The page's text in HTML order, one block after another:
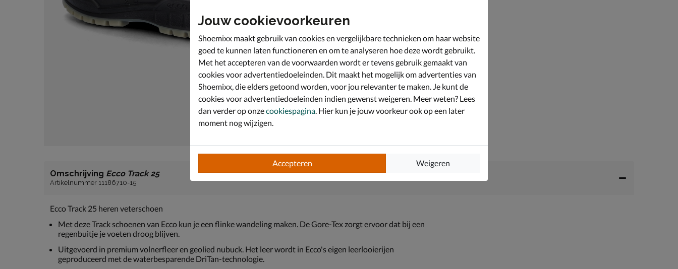
Omschrijving Ecco Track 25
Artikelnummer 11186710-15
Ecco Track 25 heren veterschoen
Met deze Track schoenen van Ecco kun je een flinke wandeling maken. De Gore-Tex zorgt ervoor dat bij een
regenbuitje je voeten droog blijven.
Uitgevoerd in premium volnerfleer en geolied nubuck. Het leer wordt in Ecco's eigen leerlooierijen
geproduceerd met de waterbesparende DriTan-technologie.
Jouw cookievoorkeuren
Shoemixx maakt gebruik van cookies en vergelijkbare technieken om haar website
goed te kunnen laten functioneren en om te analyseren hoe deze wordt gebruikt.
Met het accepteren van de voorwaarden wordt er tevens gebruik gemaakt van
cookies voor advertentiedoeleinden. Dit maakt het mogelijk om advertenties van
Shoemixx, die elders getoond worden, voor jou relevanter te maken. Je kunt de
cookies voor advertentiedoeleinden indien gewenst weigeren. Meer weten? Lees
dan verder op onzecookiespagina. Hier kun je jouw voorkeur ook op een later
moment nog wijzigen.
Accepteren Weigeren